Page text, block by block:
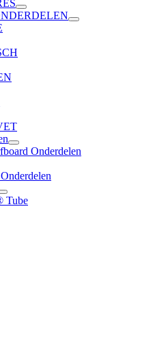
Onderdelen
Tube